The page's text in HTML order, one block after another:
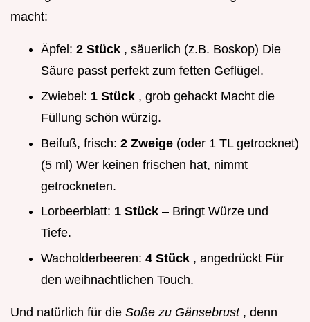
macht:
Äpfel: 2 Stück , säuerlich (z.B. Boskop) Die
Säure passt perfekt zum fetten Geflügel.
Zwiebel: 1 Stück , grob gehackt Macht die
Füllung schön würzig.
Beifuß, frisch: 2 Zweige (oder 1 TL getrocknet)
(5 ml) Wer keinen frischen hat, nimmt
getrockneten.
Lorbeerblatt: 1 Stück – Bringt Würze und
Tiefe.
Wacholderbeeren: 4 Stück , angedrückt Für
den weihnachtlichen Touch.
Und natürlich für die Soße zu Gänsebrust , denn